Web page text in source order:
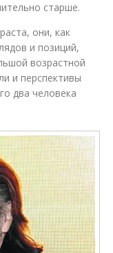
старше.
они, как
и позиций,
возрастной
и перспективы
два человека